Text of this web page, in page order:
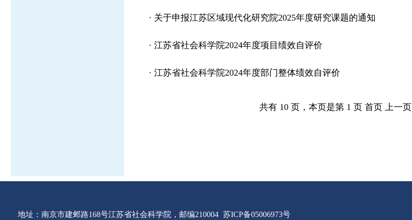
· 关于申报江苏区域现代化研究院2025年度研究课题的通知
· 江苏省社会科学院2024年度项目绩效自评价
· 江苏省社会科学院2024年度部门整体绩效自评价
共有 10 页，本页是第 1 页 首页 上一页
地址：南京市建邺路168号江苏省社会科学院，邮编210004 苏ICP备05006973号